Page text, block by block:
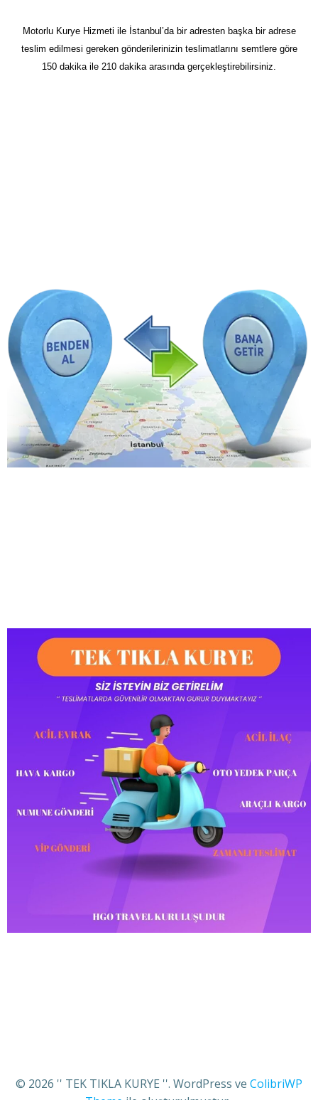
Motorlu Kurye Hizmeti ile İstanbul’da bir adresten başka bir adrese
teslim edilmesi gereken gönderilerinizin teslimatlarını semtlere göre
150 dakika ile 210 dakika arasında gerçekleştirebilirsiniz.
© 2026 '' TEK TIKLA KURYE ''. WordPress ve ColibriWP